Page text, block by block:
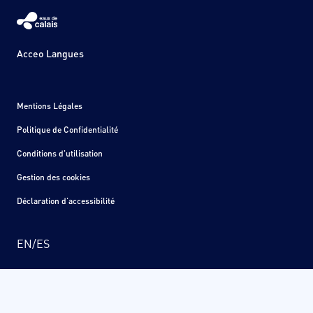
Acceo Langues
EN/ES
Mentions Légales
Politique de Confidentialité
Conditions d'utilisation
Gestion des cookies
Déclaration d'accessibilité